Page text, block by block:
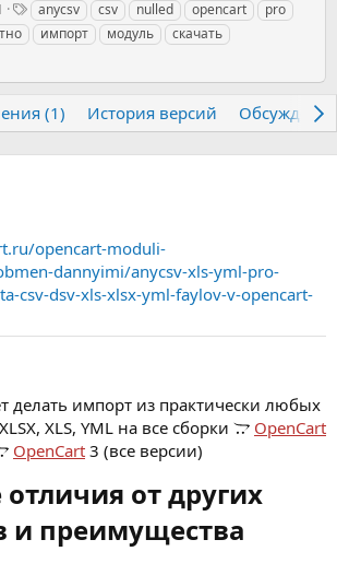
Т
е
anycsv csv nulled opencart
pro
импорт модуль
скачать
(1) История версий
opencart-moduli-
dannyimi/anycsv-xls-yml-pro-
csv-dsv-xls-xlsx-yml-faylov-v-opencart-
делать импорт из практически любых
XLS, YML на все сборки
OpenCart
OpenCart 3 (все версии)
от других
и преимущества​